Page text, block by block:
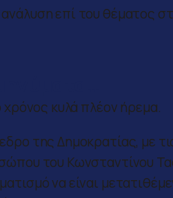
επί του θέματος
κυλά πλέον ήρεμα.
της Δημοκρατίας, με
του Κωνσταντίνου
να είναι